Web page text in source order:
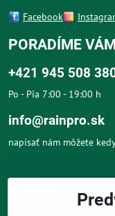
Facebook
PORADÍME VÁM
+421 945 508
Po - Pia 7:00 - 19:00 h
info@rainpro.sk
napísať nám môžete